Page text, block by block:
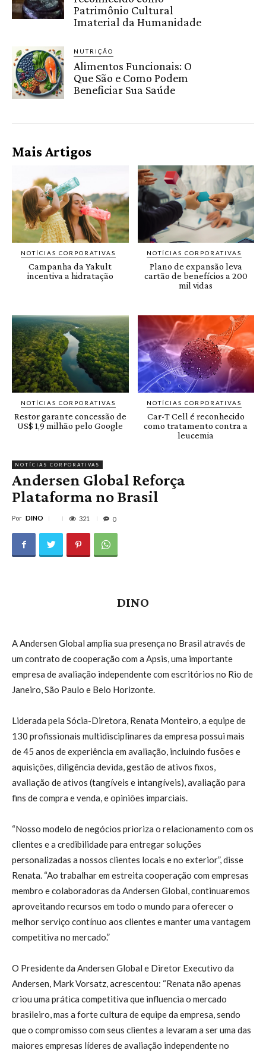
Patrimônio Cultural
Imaterial da Humanidade
NUTRIÇÃO
Alimentos Funcionais: O
Que São e Como Podem
Beneficiar Sua Saúde
Mais Artigos
NOTÍCIAS CORPORATIVAS
Campanha da Yakult
incentiva a hidratação
NOTÍCIAS CORPORATIVAS
Plano de expansão leva
cartão de benefícios a 200
mil vidas
NOTÍCIAS CORPORATIVAS
Restor garante concessão de
US$ 1,9 milhão pelo Google
NOTÍCIAS CORPORATIVAS
Car-T Cell é reconhecido
como tratamento contra a
leucemia